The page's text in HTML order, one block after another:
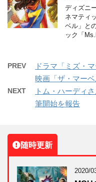
ディズニ
ネマティ
ベル」と
ック「
PREV
ドラマ「ミズ・
映画「ザ・マー
NEXT
トム・ハーディ
筆開始を報告
随時更新
2020/